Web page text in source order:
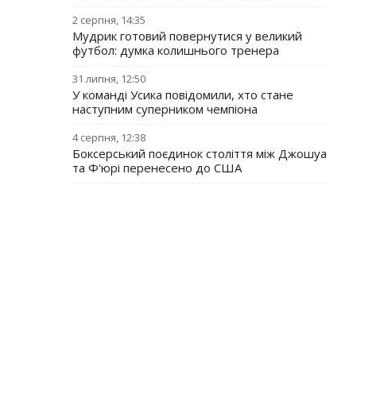
2 серпня, 14:35
Мудрик готовий повернутися у великий
футбол: думка колишнього тренера
31 липня, 12:50
У команді Усика повідомили, хто стане
наступним суперником чемпіона
4 серпня, 12:38
Боксерський поєдинок століття між Джошуа
та Ф'юрі перенесено до США